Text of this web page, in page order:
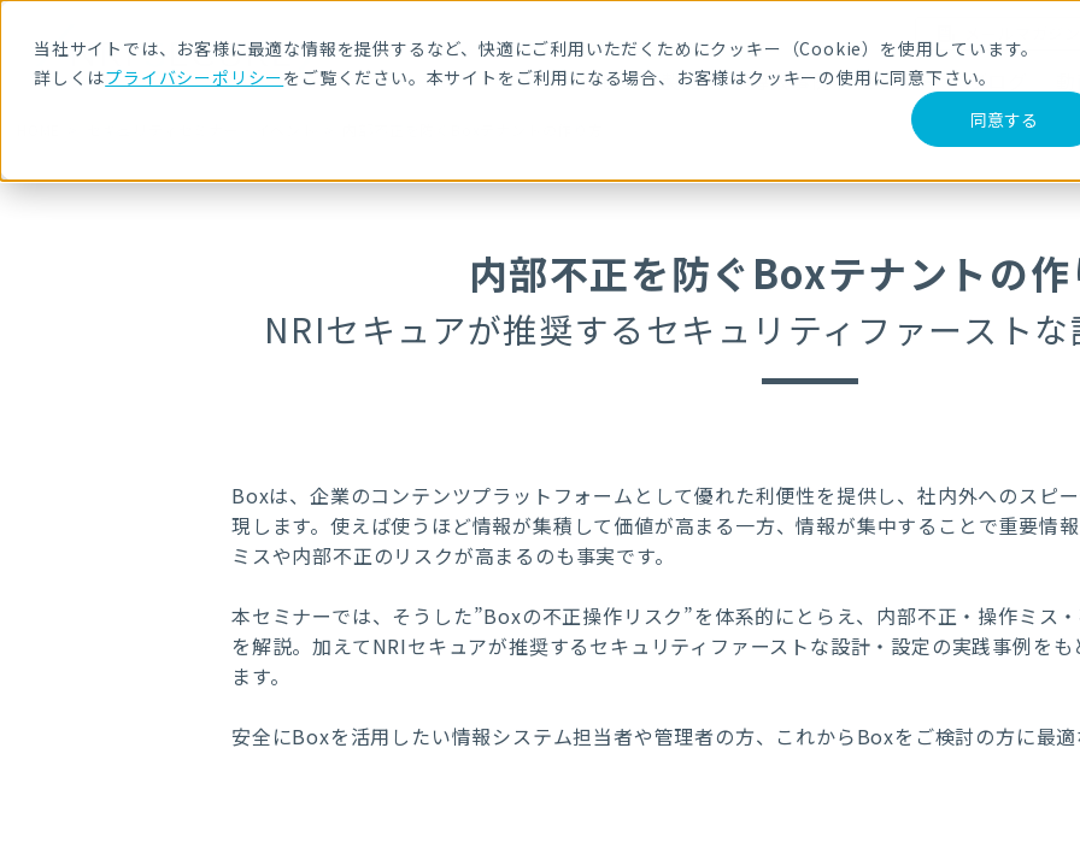
当社サイトでは、お客様に最適な情報を提供するなど、快適にご利用いただくためにクッキー（Cookie）を使用しています。
詳しくはプライバシーポリシーをご覧ください。本サイトをご利用になる場合、お客様はクッキーの使用に同意下さい。
同意する
メールマガジ
サービス・製品 導入事例 セミナー ブログ
内部不正を防ぐBoxテナントの作
NRIセキュアが推奨するセキュリティファースト
Boxは、企業のコンテンツプラットフォームとして優れた利便性を提供し、社内外へのスピ
現します。使えば使うほど情報が集積して価値が高まる一方、情報が集中することで重要情
ミスや内部不正のリスクが高まるのも事実です。
本セミナーでは、そうした”Boxの不正操作リスク”を体系的にとらえ、内部不正・操作ミス
を解説。加えてNRIセキュアが推奨するセキュリティファーストな設計・設定の実践事例を
ます。
安全にBoxを活用したい情報システム担当者や管理者の方、これからBoxをご検討の方に最適